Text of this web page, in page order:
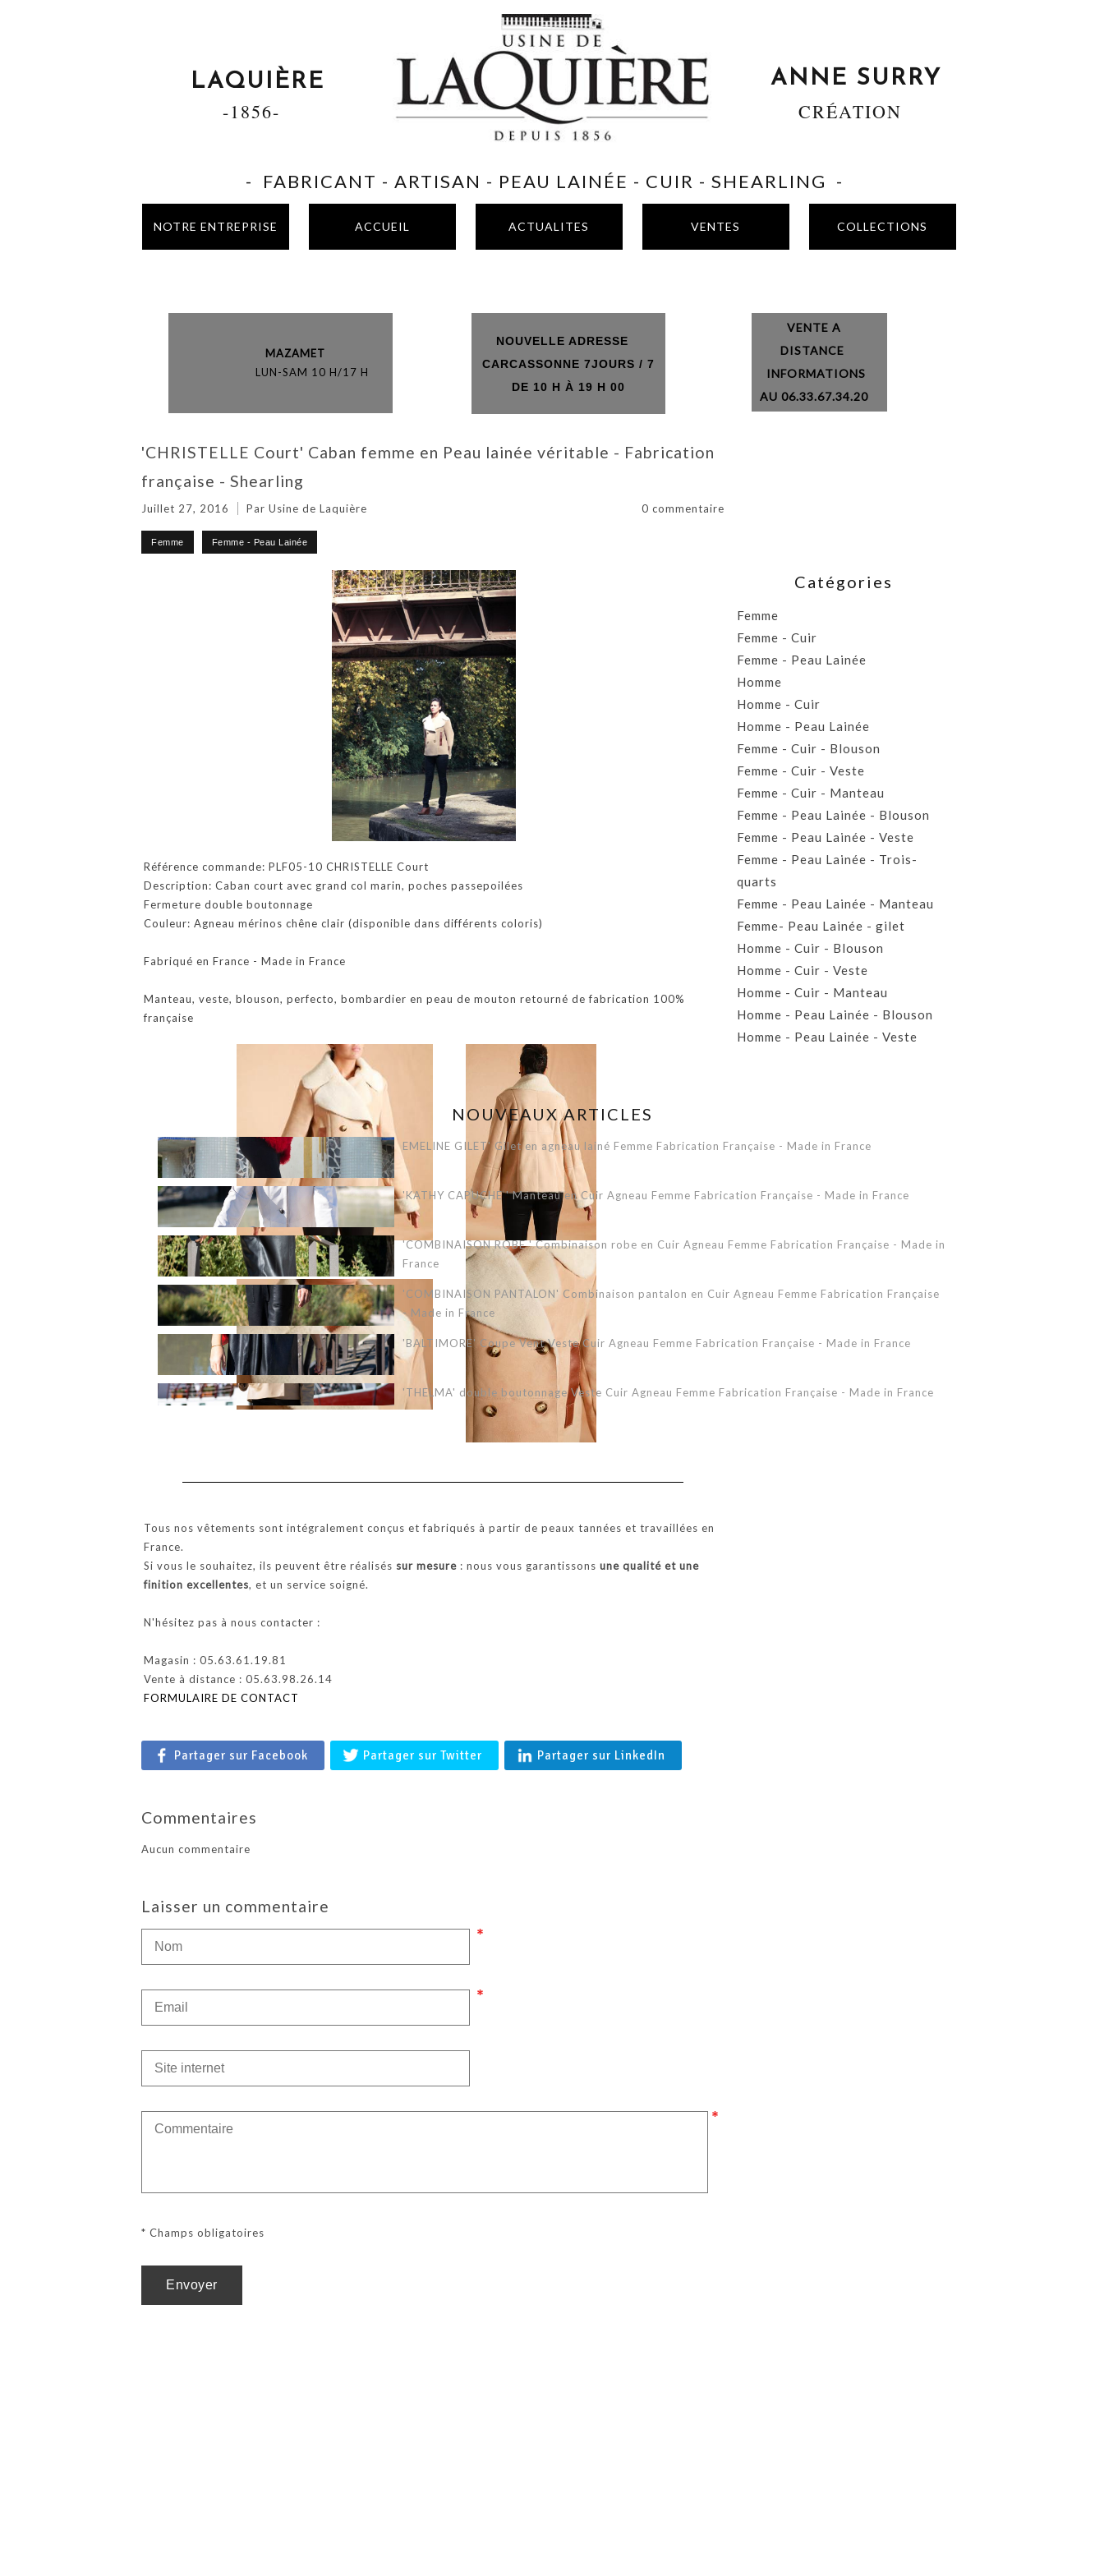
LAQUIÈRE ANNE SURRY
-1856- CRÉATION
NOUVELLE ADRESSE
CARCASSONNE 7JOURS / 7
DE 10 H À 19 H 00
VENTE A
DISTANCE
INFORMATIONS
AU 06.33.67.34.20
- FABRICANT - ARTISAN - PEAU LAINÉE - CUIR - SHEARLING -
MAZAMET
LUN-SAM 10 H/17 H
NOTRE ENTREPRISE ACCUEIL ACTUALITES VENTES COLLECTIONS
'CHRISTELLE Court' Caban femme en Peau lainée véritable - Fabrication
française - Shearling
Juillet 27, 2016 Par Usine de Laquière 0 commentaire
Référence commande: PLF05-10 CHRISTELLE Court
Description: Caban court avec grand col marin, poches passepoilées
Fermeture double boutonnage
Couleur: Agneau mérinos chêne clair (disponible dans différents coloris)
Fabriqué en France - Made in France
Manteau, veste, blouson, perfecto, bombardier en peau de mouton retourné de fabrication 100%
française
Tous nos vêtements sont intégralement conçus et fabriqués à partir de peaux tannées et travaillées en
France.
Si vous le souhaitez, ils peuvent être réalisés sur mesure : nous vous garantissons une qualité et une
finition excellentes, et un service soigné.
N'hésitez pas à nous contacter :
Magasin : 05.63.61.19.81
Vente à distance : 05.63.98.26.14
FORMULAIRE DE CONTACT
Partager sur Facebook Partager sur Twitter Partager sur LinkedIn
Commentaires
Aucun commentaire
Laisser un commentaire
* Champs obligatoires
Catégories
Femme
Femme - Cuir
Femme - Peau Lainée
Homme
Homme - Cuir
Homme - Peau Lainée
Femme - Cuir - Blouson
Femme - Cuir - Veste
Femme - Cuir - Manteau
Femme - Peau Lainée - Blouson
Femme - Peau Lainée - Veste
Femme - Peau Lainée - Trois-
quarts
Femme - Peau Lainée - Manteau
Femme- Peau Lainée - gilet
Homme - Cuir - Blouson
Homme - Cuir - Veste
Homme - Cuir - Manteau
Homme - Peau Lainée - Blouson
Homme - Peau Lainée - Veste
Femme - Peau lainée - Coupe Vent
Pantalon
NOUVEAUX ARTICLES
EMELINE GILET' Gilet en agneau lainé Femme Fabrication Française - Made in France
'KATHY CAPUCHE ' Manteau en Cuir Agneau Femme Fabrication Française - Made in France
'COMBINAISON ROBE ' Combinaison robe en Cuir Agneau Femme Fabrication Française - Made in
France
'COMBINAISON PANTALON' Combinaison pantalon en Cuir Agneau Femme Fabrication Française
- Made in France
'BALTIMORE' Coupe Vent Veste Cuir Agneau Femme Fabrication Française - Made in France
'THELMA' double boutonnage Veste Cuir Agneau Femme Fabrication Française - Made in France
'ERIKA 3/4' Veste Cuir Agneau Femme Fabrication Française - Made in France